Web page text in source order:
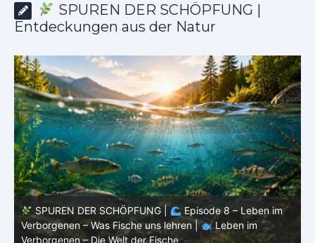
SPUREN DER SCHÖPFUNG |
Entdeckungen aus der Natur
SPUREN DER SCHÖPFUNG |
Episode 8 – Leben im
Verborgenen – Was Fische uns lehren |
Leben im
Verborgenen – Die Welt der Fische